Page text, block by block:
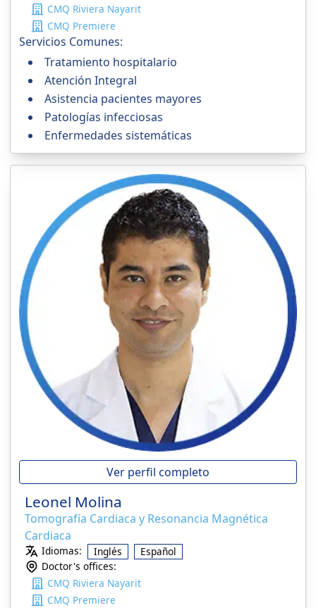
CMQ Riviera Nayarit
CMQ Premiere
Servicios Comunes:
Tratamiento hospitalario
Atención Integral
Asistencia pacientes mayores
Patologías infecciosas
Enfermedades sistemáticas
Ver perfil completo
Leonel Molina
Tomografía Cardiaca y Resonancia Magnética
Cardiaca
Idiomas: Inglés
Español
Doctor's offices:
CMQ Riviera Nayarit
CMQ Premiere